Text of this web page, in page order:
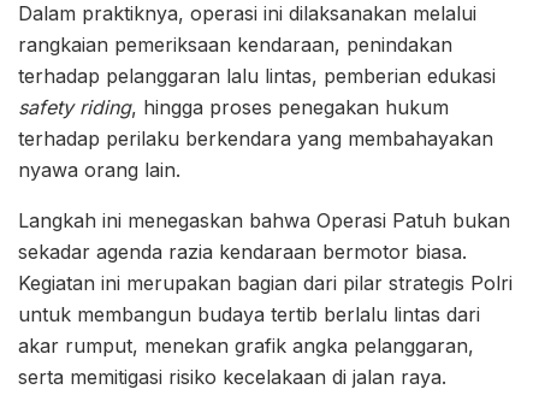
Dalam praktiknya, operasi ini dilaksanakan melalui
rangkaian pemeriksaan kendaraan, penindakan
terhadap pelanggaran lalu lintas, pemberian edukasi
safety riding, hingga proses penegakan hukum
terhadap perilaku berkendara yang membahayakan
nyawa orang lain.
Langkah ini menegaskan bahwa Operasi Patuh bukan
sekadar agenda razia kendaraan bermotor biasa.
Kegiatan ini merupakan bagian dari pilar strategis Polri
untuk membangun budaya tertib berlalu lintas dari
akar rumput, menekan grafik angka pelanggaran,
serta memitigasi risiko kecelakaan di jalan raya.